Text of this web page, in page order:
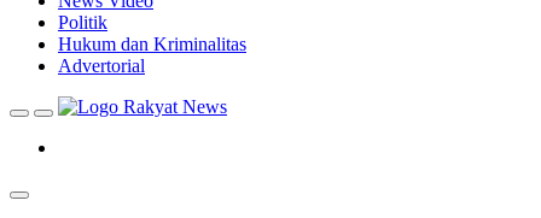
Politik
Hukum dan Kriminalitas
Advertorial